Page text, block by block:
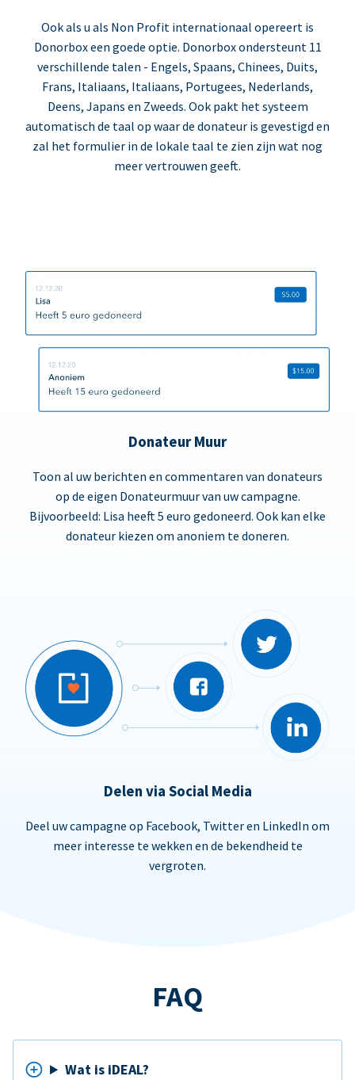
Ook als u als Non Profit internationaal opereert is
Donorbox een goede optie. Donorbox ondersteunt 11
verschillende talen - Engels, Spaans, Chinees, Duits,
Frans, Italiaans, Italiaans, Portugees, Nederlands,
Deens, Japans en Zweeds. Ook pakt het systeem
automatisch de taal op waar de donateur is gevestigd en
zal het formulier in de lokale taal te zien zijn wat nog
meer vertrouwen geeft.
Donateur Muur
Toon al uw berichten en commentaren van donateurs
op de eigen Donateurmuur van uw campagne.
Bijvoorbeeld: Lisa heeft 5 euro gedoneerd. Ook kan elke
donateur kiezen om anoniem te doneren.
Delen via Social Media
Deel uw campagne op Facebook, Twitter en LinkedIn om
meer interesse te wekken en de bekendheid te
vergroten.
FAQ
Wat is iDEAL?